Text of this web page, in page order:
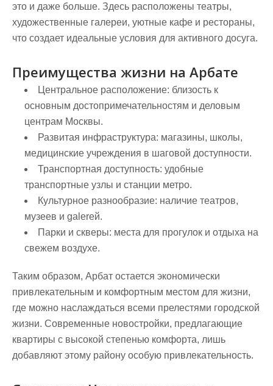
это и даже больше. Здесь расположены театры,
художественные галереи, уютные кафе и рестораны,
что создает идеальные условия для активного досуга.
Преимущества жизни на Арбате
Центральное расположение: близость к
основным достопримечательностям и деловым
центрам Москвы.
Развитая инфраструктура: магазины, школы,
медицинские учреждения в шаговой доступности.
Транспортная доступность: удобные
транспортные узлы и станции метро.
Культурное разнообразие: наличие театров,
музеев и galerей.
Парки и скверы: места для прогулок и отдыха на
свежем воздухе.
Таким образом, Арбат остается экономически
привлекательным и комфортным местом для жизни,
где можно наслаждаться всеми прелестями городской
жизни. Современные новостройки, предлагающие
квартиры с высокой степенью комфорта, лишь
добавляют этому району особую привлекательность.